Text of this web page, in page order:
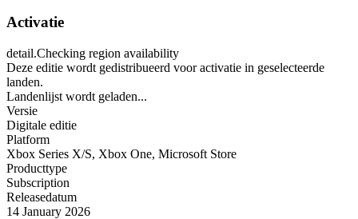
Activatie
detail.Checking region availability
Deze editie wordt gedistribueerd voor activatie in geselecteerde
landen.
Landenlijst wordt geladen...
Versie
Digitale editie
Platform
Xbox Series X/S, Xbox One, Microsoft Store
Producttype
Subscription
Releasedatum
14 January 2026